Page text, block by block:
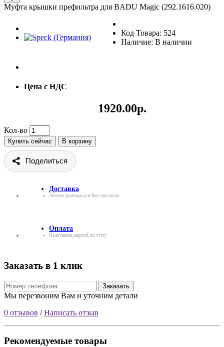
Муфта крышки префильтра для BADU Magic (292.1616.020)
Код Товара: 524
Наличие: В наличии
Цена с НДС
1920.00р.
Кол-во
Купить сейчас В корзину
Поделиться
Доставка
Любым удобным для Вас способом
Оплата
Наличными, картой, по счету
Заказать в 1 клик
Заказать
Мы перезвоним Вам и уточним детали
0 отзывов /Написать отзыв
Рекомендуемые товары